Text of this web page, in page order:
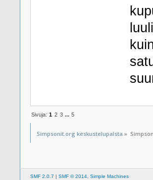
Sivuja: 1 2 3 ... 5
Simpsonit.org keskustelupalsta »
SMF 2.0.7 | SMF © 2014, Simple Machines